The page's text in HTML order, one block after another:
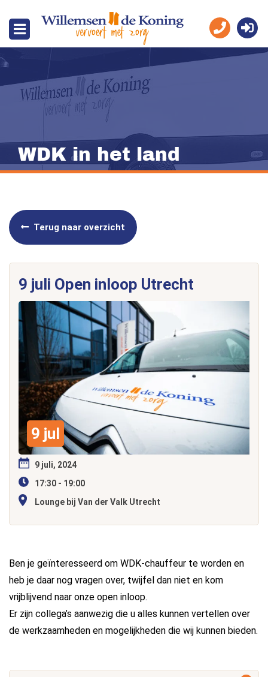
WDK in het land
Terug naar overzicht
9 juli Open inloop Utrecht
9 jul
9 juli, 2024
17:30 - 19:00
Lounge bij Van der Valk Utrecht
Ben je geïnteresseerd om WDK-chauffeur te worden en
heb je daar nog vragen over, twijfel dan niet en kom
vrijblijvend naar onze open inloop.
Er zijn collega’s aanwezig die u alles kunnen vertellen over
de werkzaamheden en mogelijkheden die wij kunnen bieden.